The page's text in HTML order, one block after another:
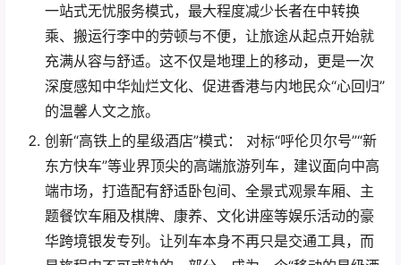
一站式无忧服务模式，最大程度减少长者在中转换
乘、搬运行李中的劳顿与不便，让旅途从起点开始就
充满从容与舒适。这不仅是地理上的移动，更是一次
深度感知中华灿烂文化、促进香港与内地民众“心回归”
的温馨人文之旅。
创新“高铁上的星级酒店”模式： 对标“呼伦贝尔号”“新
东方快车”等业界顶尖的高端旅游列车，建议面向中高
端市场，打造配有舒适卧包间、全景式观景车厢、主
题餐饮车厢及棋牌、康养、文化讲座等娱乐活动的豪
华跨境银发专列。让列车本身不再只是交通工具，而